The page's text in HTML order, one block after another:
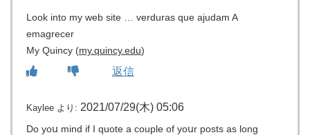
Look into my web site … verduras que ajudam A
emagrecer
My Quincy (my.quincy.edu)
返信
Kaylee より: 2021/07/29(木) 05:06
Do yoս mind if Ӏ quote a couple of yoսr posts as long